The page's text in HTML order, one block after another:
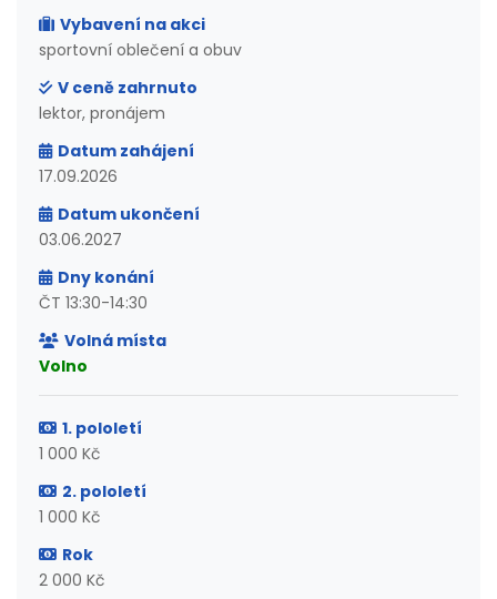
Vybavení na akci
sportovní oblečení a obuv
V ceně zahrnuto
lektor, pronájem
Datum zahájení
17.09.2026
Datum ukončení
03.06.2027
Dny konání
ČT 13:30-14:30
Volná místa
Volno
1. pololetí
1 000 Kč
2. pololetí
1 000 Kč
Rok
2 000 Kč